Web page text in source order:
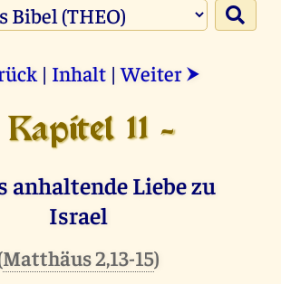
| Inhalt |Weiter ⮞
11 -
anhaltende Liebe zu
Israel
Matthäus 2,13-15)